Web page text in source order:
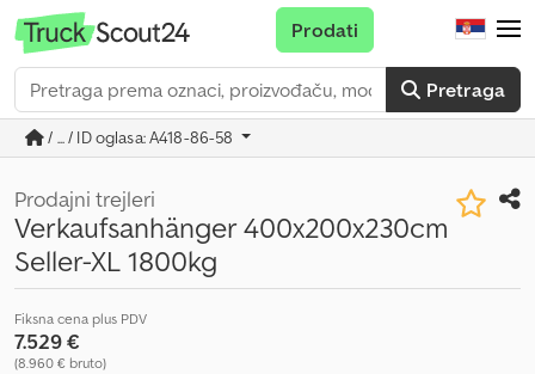
Pretraga
Prodati
/ ... / ID oglasa: A418-86-58
Prodajni trejleri
Verkaufsanhänger 400x200x230cm
Seller-XL 1800kg
Fiksna cena plus PDV
7.529 €
(8.960 € bruto)